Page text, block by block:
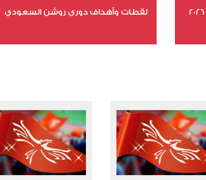
لقطات وأهداف دوري روشن السعودي